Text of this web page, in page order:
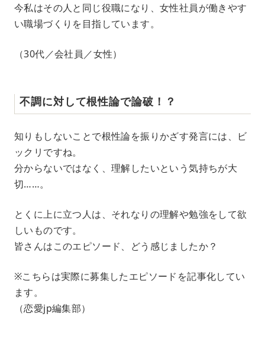
今私はその人と同じ役職になり、女性社員が働きやす
い職場づくりを目指しています。
（30代／会社員／女性）
不調に対して根性論で論破！？
知りもしないことで根性論を振りかざす発言には、ビ
ックリですね。
分からないではなく、理解したいという気持ちが大
切……。
とくに上に立つ人は、それなりの理解や勉強をして欲
しいものです。
皆さんはこのエピソード、どう感じましたか？
※こちらは実際に募集したエピソードを記事化してい
ます。
（恋愛jp編集部）